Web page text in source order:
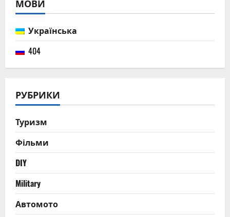
МОВИ
Українська
404
РУБРИКИ
Туризм
Фільми
DIY
Military
Автомото